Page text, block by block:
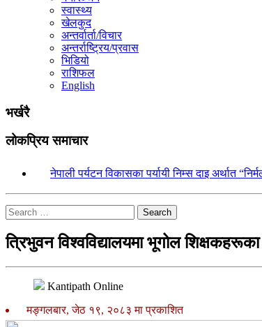
स्वास्थ्य
खेलकुद
अन्तर्वार्ता/विचार
अन्तर्राष्ट्रिय/प्रवास
भिडियो
राशिफल
English
भर्खरै
लोकप्रिय समाचार
नेपाली पर्यटन विकासका पर्यायी निम्स दाइ अर्थात
Search
त्रिभुवन विश्वविद्यालयमा भूगोल
Kantipath Online
मङ्गलबार, जेठ १९, २०८३ मा प्रकाशित